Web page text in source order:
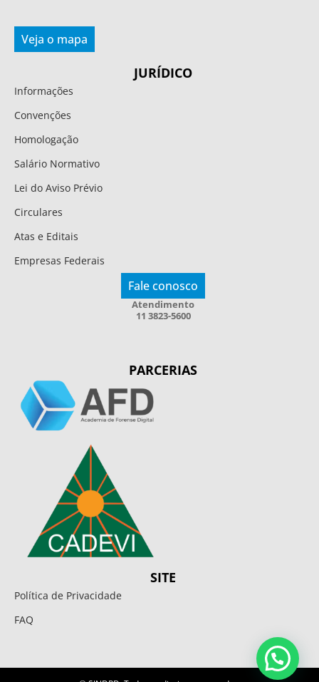
Veja o mapa
JURÍDICO
Informações
Convenções
Homologação
Salário Normativo
Lei do Aviso Prévio
Circulares
Atas e Editais
Empresas Federais
Fale conosco
Atendimento
11 3823-5600
PARCERIAS
SITE
Política de Privacidade
FAQ